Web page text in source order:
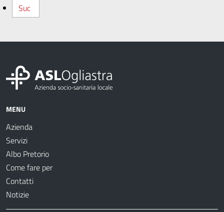
Suc
MENU
Azienda
Servizi
Albo Pretorio
Come fare per
Contatti
Notizie